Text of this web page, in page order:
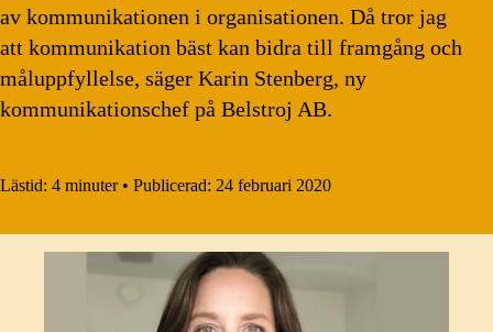
av kommunikationen i organisationen. Då tror jag
att kommunikation bäst kan bidra till framgång och
måluppfyllelse, säger Karin Stenberg, ny
kommunikationschef på Belstroj AB.
Lästid: 4 minuter • Publicerad: 24 februari 2020